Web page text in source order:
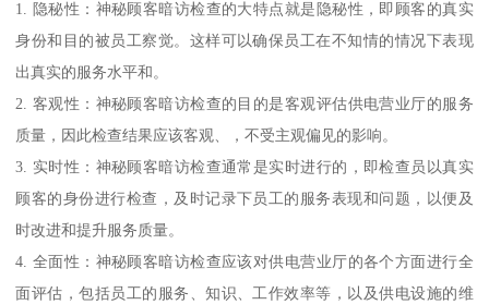
1. 隐秘性：神秘顾客暗访检查的大特点就是隐秘性，即顾客的真实
身份和目的被员工察觉。这样可以确保员工在不知情的情况下表现
出真实的服务水平和。
2. 客观性：神秘顾客暗访检查的目的是客观评估供电营业厅的服务
质量，因此检查结果应该客观、，不受主观偏见的影响。
3. 实时性：神秘顾客暗访检查通常是实时进行的，即检查员以真实
顾客的身份进行检查，及时记录下员工的服务表现和问题，以便及
时改进和提升服务质量。
4. 全面性：神秘顾客暗访检查应该对供电营业厅的各个方面进行全
面评估，包括员工的服务、知识、工作效率等，以及供电设施的维